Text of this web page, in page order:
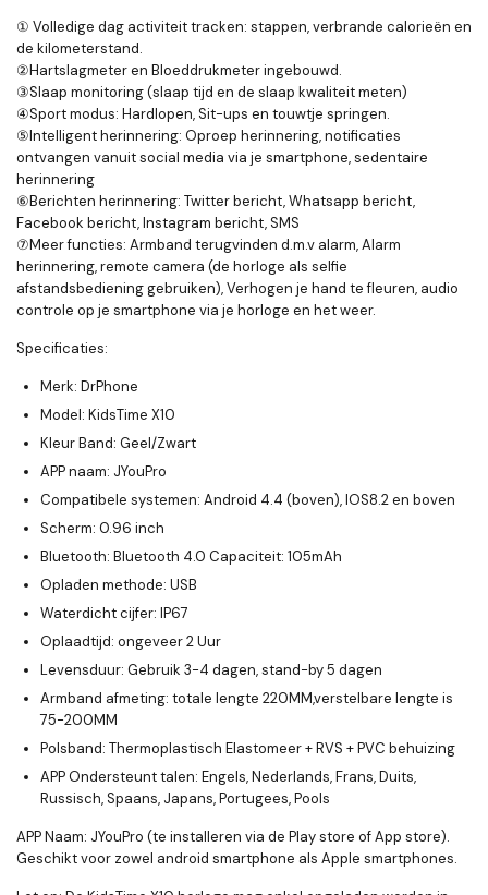
① Volledige dag activiteit tracken: stappen, verbrande calorieën en
de kilometerstand.
②Hartslagmeter en Bloeddrukmeter ingebouwd.
③Slaap monitoring (slaap tijd en de slaap kwaliteit meten)
④Sport modus: Hardlopen, Sit-ups en touwtje springen.
⑤Intelligent herinnering: Oproep herinnering, notificaties
ontvangen vanuit social media via je smartphone, sedentaire
herinnering
⑥Berichten herinnering: Twitter bericht, Whatsapp bericht,
Facebook bericht, Instagram bericht, SMS
⑦Meer functies: Armband terugvinden d.m.v alarm, Alarm
herinnering, remote camera (de horloge als selfie
afstandsbediening gebruiken), Verhogen je hand te fleuren, audio
controle op je smartphone via je horloge en het weer.
Specificaties:
Merk: DrPhone
Model: KidsTime X10
Kleur Band: Geel/Zwart
APP naam: JYouPro
Compatibele systemen: Android 4.4 (boven), IOS8.2 en boven
Scherm: 0.96 inch
Bluetooth: Bluetooth 4.0 Capaciteit: 105mAh
Opladen methode: USB
Waterdicht cijfer: IP67
Oplaadtijd: ongeveer 2 Uur
Levensduur: Gebruik 3-4 dagen, stand-by 5 dagen
Armband afmeting: totale lengte 220MM,verstelbare lengte is
75-200MM
Polsband: Thermoplastisch Elastomeer + RVS + PVC behuizing
APP Ondersteunt talen: Engels,Nederlands, Frans, Duits,
Russisch, Spaans, Japans, Portugees, Pools
APP Naam: JYouPro (te installeren via de Play store of App store).
Geschikt voor zowel android smartphone als Apple smartphones.